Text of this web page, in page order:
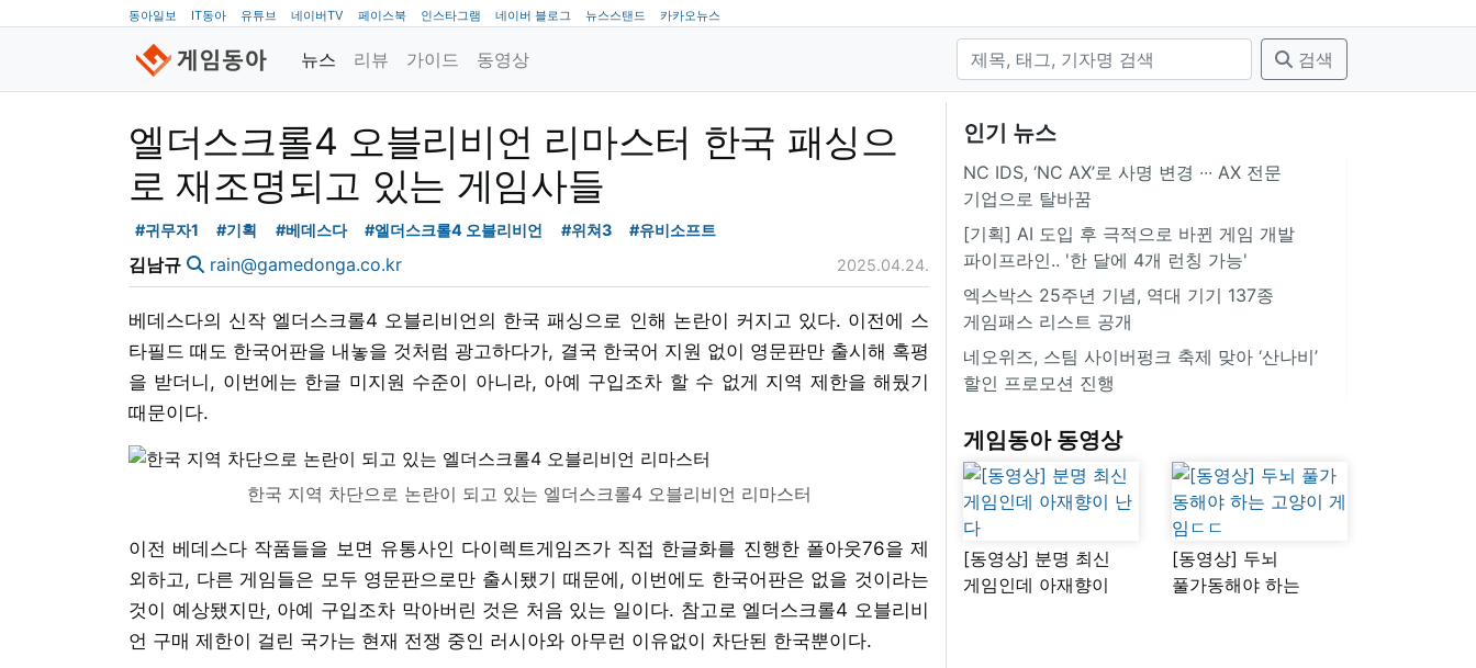
동아일보 IT동아 유튜브 네이버TV 페이스북 인스타그램 네이버 블로그 뉴스스탠드 카카오뉴스
뉴스 리뷰 가이드 동영상 검색
엘더스크롤4 오블리비언 리마스터 한국 패싱으
로 재조명되고 있는 게임사들
#귀무자1 #기획 #베데스다 #엘더스크롤4 오블리비언 #위쳐3 #유비소프트
김남규 rain@gamedonga.co.kr 2025.04.24.
베데스다의 신작 엘더스크롤4 오블리비언의 한국 패싱으로 인해 논란이 커지고 있다. 이전에 스
타필드 때도 한국어판을 내놓을 것처럼 광고하다가, 결국 한국어 지원 없이 영문판만 출시해 혹평
을 받더니, 이번에는 한글 미지원 수준이 아니라, 아예 구입조차 할 수 없게 지역 제한을 해뒀기
때문이다.
한국 지역 차단으로 논란이 되고 있는 엘더스크롤4 오블리비언 리마스터
이전 베데스다 작품들을 보면 유통사인 다이렉트게임즈가 직접 한글화를 진행한 폴아웃76을 제
외하고, 다른 게임들은 모두 영문판으로만 출시됐기 때문에, 이번에도 한국어판은 없을 것이라는
것이 예상됐지만, 아예 구입조차 막아버린 것은 처음 있는 일이다. 참고로 엘더스크롤4 오블리비
언 구매 제한이 걸린 국가는 현재 전쟁 중인 러시아와 아무런 이유없이 차단된 한국뿐이다.
인기 뉴스
NC IDS, ‘NC AX’로 사명 변경 ∙∙∙ AX 전문
기업으로 탈바꿈
[기획] AI 도입 후 극적으로 바뀐 게임 개발
파이프라인.. '한 달에 4개 런칭 가능'
엑스박스 25주년 기념, 역대 기기 137종
게임패스 리스트 공개
네오위즈, 스팀 사이버펑크 축제 맞아 ‘산나비’
할인 프로모션 진행
게임동아 동영상
[동영상] 분명 최신
게임인데 아재향이
[동영상] 두뇌
풀가동해야 하는